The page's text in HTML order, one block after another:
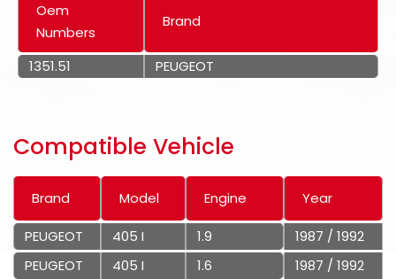
Oem
Numbers
Brand
1351.51 PEUGEOT
Compatible Vehicle
Brand Model Engine Year
PEUGEOT 405 I 1.9
1987 / 1992
PEUGEOT
405 I 1.6 1987 / 1992